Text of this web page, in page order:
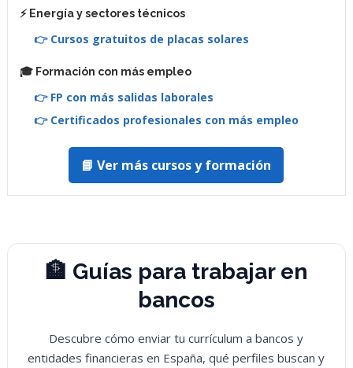
⚡ Energía y sectores técnicos
👉 Cursos gratuitos de placas solares
🎓 Formación con más empleo
👉 FP con más salidas laborales
👉 Certificados profesionales con más empleo
📘 Ver más cursos y formación
🏦 Guías para trabajar en
bancos
Descubre cómo enviar tu currículum a bancos y
entidades financieras en España, qué perfiles buscan y